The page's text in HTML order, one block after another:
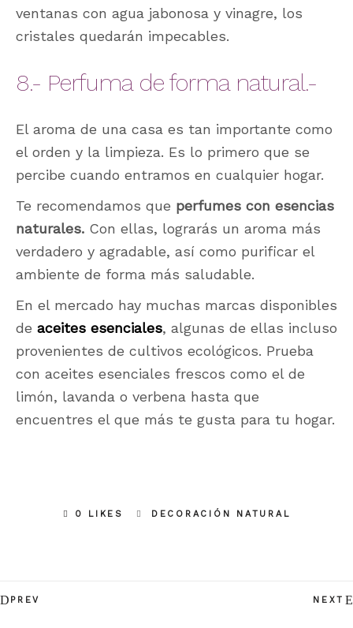
ventanas con agua jabonosa y vinagre, los
cristales quedarán impecables.
8.- Perfuma de forma natural.-
El aroma de una casa es tan importante como
el orden y la limpieza. Es lo primero que se
percibe cuando entramos en cualquier hogar.
Te recomendamos que perfumes con esencias
naturales. Con ellas, lograrás un aroma más
verdadero y agradable, así como purificar el
ambiente de forma más saludable.
En el mercado hay muchas marcas disponibles
de aceites esenciales, algunas de ellas incluso
provenientes de cultivos ecológicos. Prueba
con aceites esenciales frescos como el de
limón, lavanda o verbena hasta que
encuentres el que más te gusta para tu hogar.
0 LIKES DECORACIÓN NATURAL
PREV NEXT